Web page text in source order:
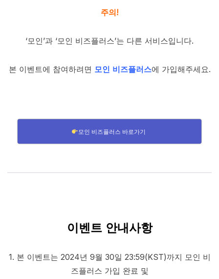
주의!
‘모인’과 ‘모인 비즈플러스’는 다른 서비스입니다.
본 이벤트에 참여하려면 모인 비즈플러스에 가입해주세요.
모인 비즈플러스 바로가기
이벤트 안내사항
1. 본 이벤트는 2024년 9월 30일 23:59(KST)까지 모인 비
즈플러스 가입 완료 및